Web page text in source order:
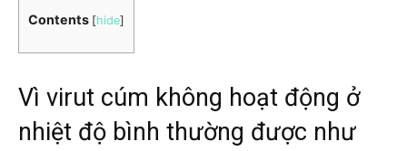
Contents [hide]
Vì virut cúm không hoạt động ở
nhiệt độ bình thường được như